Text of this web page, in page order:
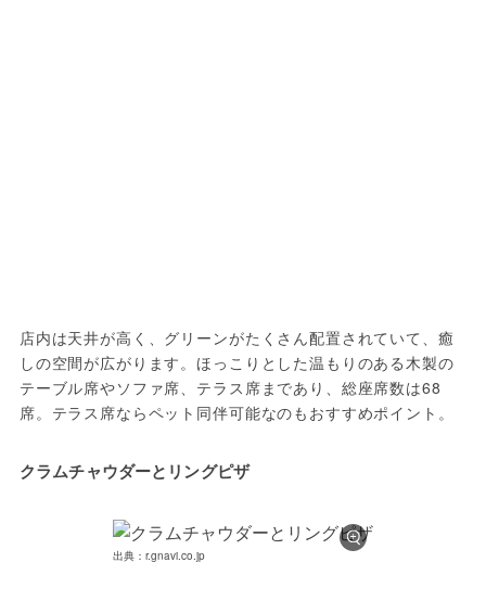
店内は天井が高く、グリーンがたくさん配置されていて、癒
しの空間が広がります。ほっこりとした温もりのある木製の
テーブル席やソファ席、テラス席まであり、総座席数は68
席。テラス席ならペット同伴可能なのもおすすめポイント。
クラムチャウダーとリングピザ
出典：r.gnavi.co.jp